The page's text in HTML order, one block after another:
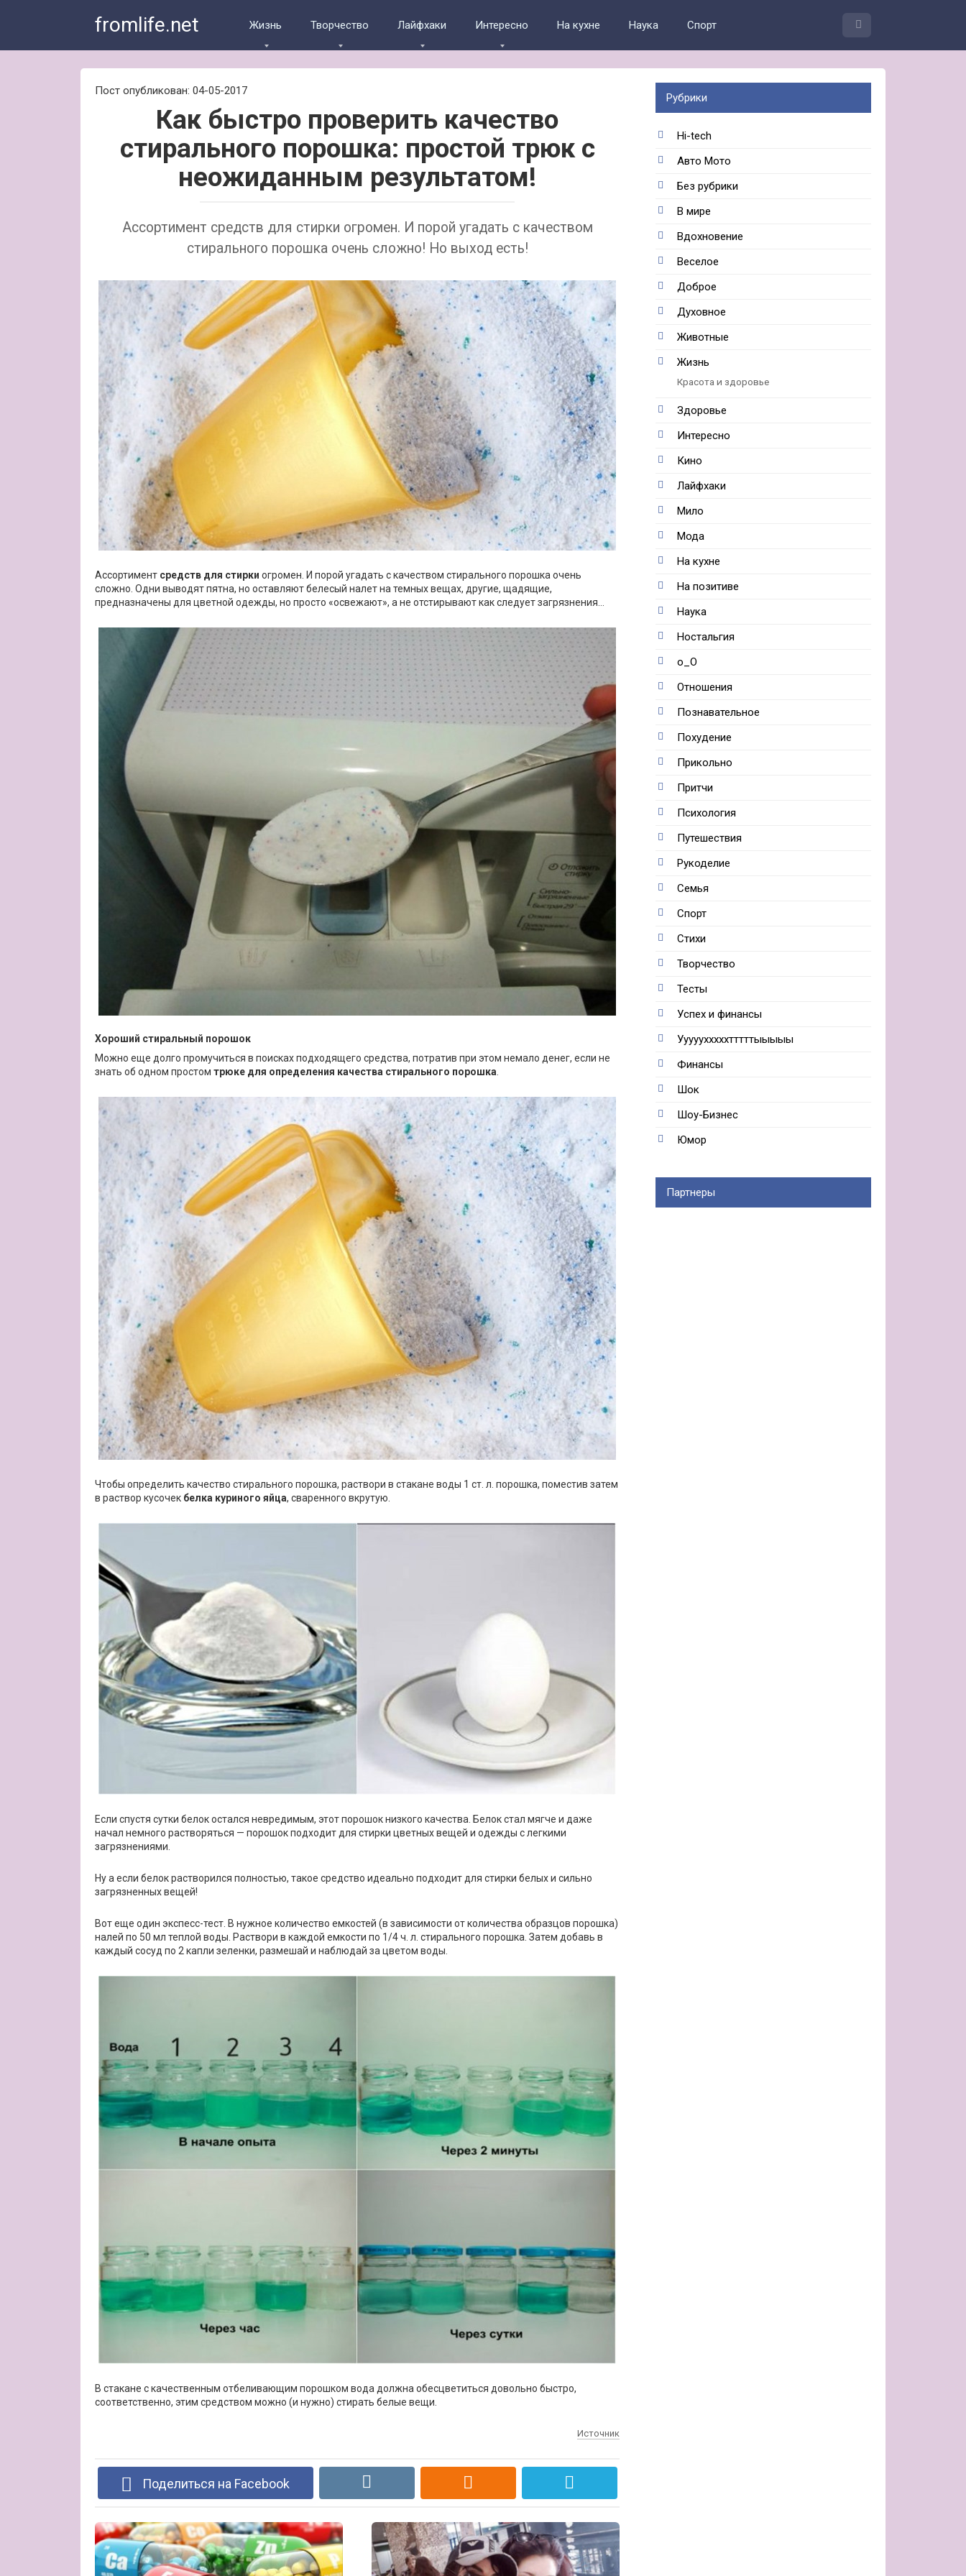
fromlife.net Жизнь Творчество Лайфхаки Интересно На кухне Наука Спорт
Пост опубликован: 04-05-2017
Как быстро проверить качество
стирального порошка: простой трюк с
неожиданным результатом!
Ассортимент средств для стирки огромен. И порой угадать с качеством
стирального порошка очень сложно! Но выход есть!
Ассортимент средств для стирки огромен. И порой угадать с качеством стирального порошка очень
сложно. Одни выводят пятна, но оставляют белесый налет на темных вещах, другие, щадящие,
предназначены для цветной одежды, но просто «освежают», а не отстирывают как следует загрязнения…
Хороший стиральный порошок
Можно еще долго промучиться в поисках подходящего средства, потратив при этом немало денег, если не
знать об одном простом трюке для определения качества стирального порошка
Чтобы определить качество стирального порошка, раствори в стакане воды 1 ст. л. порошка, поместив затем
в раствор кусочек белка куриного яйца, сваренного вкрутую.
Если спустя сутки белок остался невредимым, этот порошок низкого качества. Белок стал мягче и даже
начал немного растворяться — порошок подходит для стирки цветных вещей и одежды с легкими
загрязнениями.
Ну а если белок растворился полностью, такое средство идеально подходит для стирки белых и сильно
загрязненных вещей!
Вот еще один экспесс-тест. В нужное количество емкостей (в зависимости от количества образцов порошка)
налей по 50 мл теплой воды. Раствори в каждой емкости по 1/4 ч. л. стирального порошка. Затем добавь в
каждый сосуд по 2 капли зеленки, размешай и наблюдай за цветом воды.
В стакане с качественным отбеливающим порошком вода должна обесцветиться довольно быстро,
соответственно, этим средством можно (и нужно) стирать белые вещи.
Источник
Поделиться на Facebook
Рубрики
Hi-tech
Авто Мото
Без рубрики
В мире
Вдохновение
Веселое
Доброе
Духовное
Животные
Жизнь
Красота и здоровье
Здоровье
Интересно
Кино
Лайфхаки
Мило
Мода
На кухне
На позитиве
Наука
Ностальгия
о_О
Отношения
Познавательное
Похудение
Прикольно
Притчи
Психология
Путешествия
Рукоделие
Семья
Спорт
Стихи
Творчество
Тесты
Успех и финансы
Ууууухххххтттттыыыыы
Финансы
Шок
Шоу-Бизнес
Юмор
Партнеры